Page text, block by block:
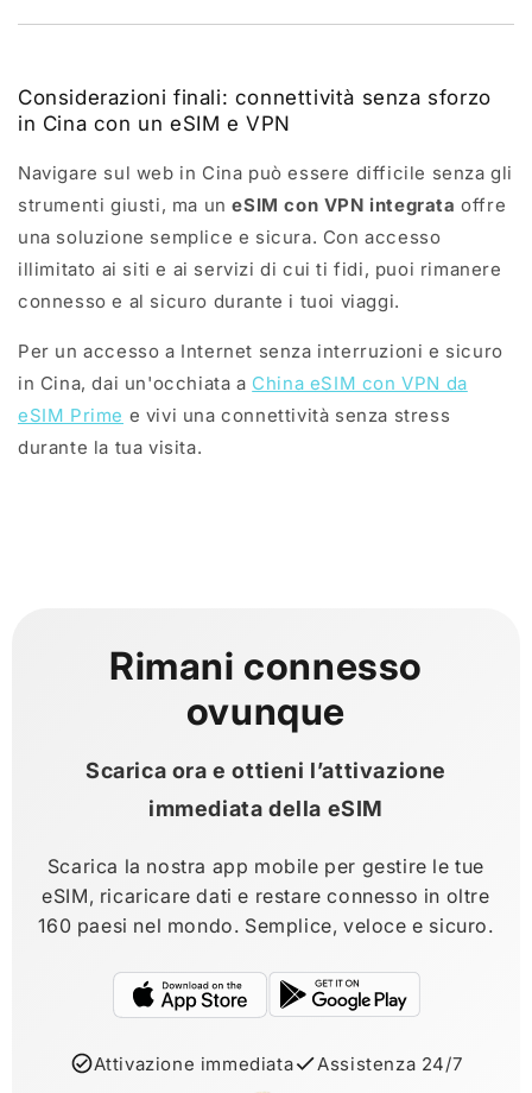
Considerazioni finali: connettività senza sforzo
in Cina con un eSIM e VPN
Navigare sul web in Cina può essere difficile senza gli
strumenti giusti, ma uneSIM con VPN integrata offre
una soluzione semplice e sicura. Con accesso
illimitato ai siti e ai servizi di cui ti fidi, puoi rimanere
connesso e al sicuro durante i tuoi viaggi.
Per un accesso a Internet senza interruzioni e sicuro
in Cina, dai un'occhiata a China eSIM con VPN da
eSIM Prime e vivi una connettività senza stress
durante la tua visita.
Rimani connesso
ovunque
Scarica ora e ottieni l’attivazione
immediata della eSIM
Scarica la nostra app mobile per gestire le tue
eSIM, ricaricare dati e restare connesso in oltre
160 paesi nel mondo. Semplice, veloce e sicuro.
Attivazione immediata Assistenza 24/7